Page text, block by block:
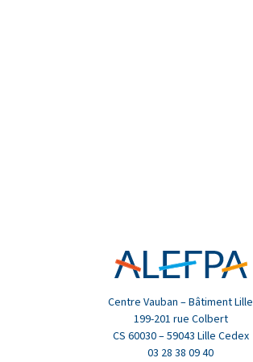
Centre Vauban – Bâtiment Lille
199-201 rue Colbert
CS 60030 – 59043 Lille Cedex
03 28 38 09 40